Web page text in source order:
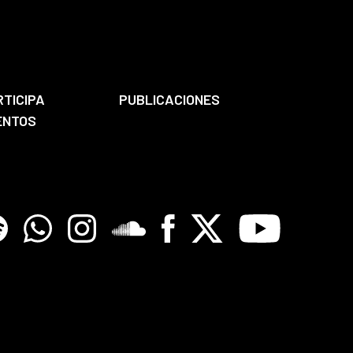
PUBLICACIONES
WhatsappInstagramSoundcloreFacebook
X Youtube